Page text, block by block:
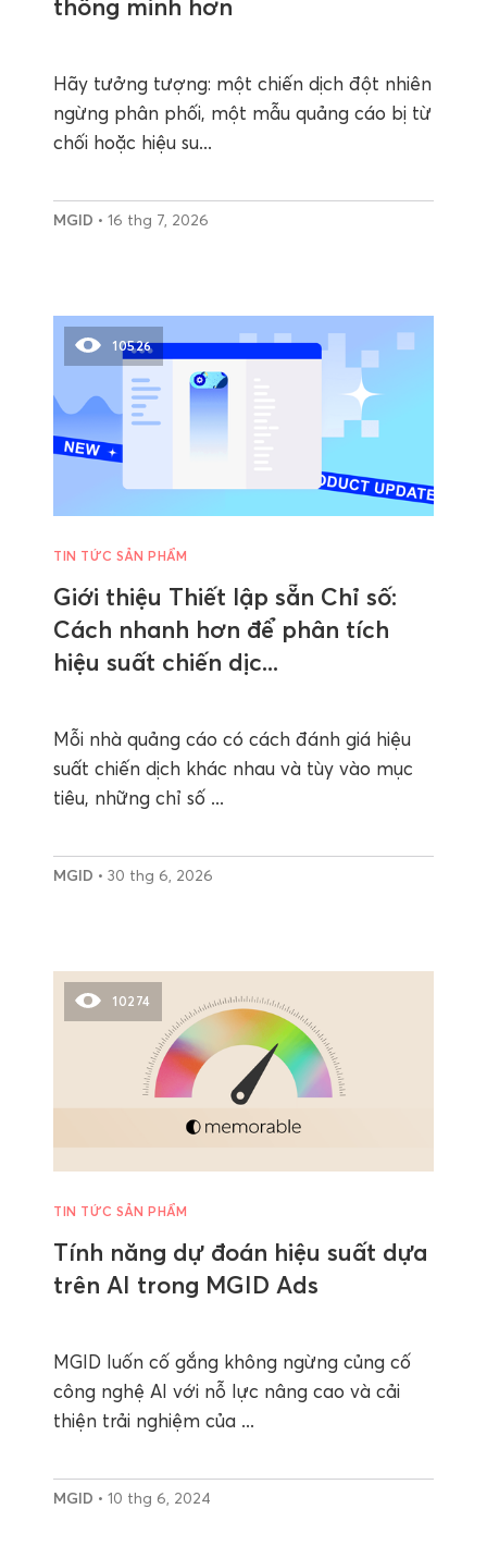
thông minh hơn
Hãy tưởng tượng: một chiến dịch đột nhiên
ngừng phân phối, một mẫu quảng cáo bị từ
chối hoặc hiệu su...
MGID • 16 thg 7, 2026
10526
TIN TỨC SẢN PHẨM
Giới thiệu Thiết lập sẵn Chỉ số:
Cách nhanh hơn để phân tích
hiệu suất chiến dịc...
Mỗi nhà quảng cáo có cách đánh giá hiệu
suất chiến dịch khác nhau và tùy vào mục
tiêu, những chỉ số ...
MGID • 30 thg 6, 2026
10274
TIN TỨC SẢN PHẨM
Tính năng dự đoán hiệu suất dựa
trên AI trong MGID Ads
MGID luốn cố gắng không ngừng củng cố
công nghệ AI với nỗ lực nâng cao và cải
thiện trải nghiệm của ...
MGID • 10 thg 6, 2024